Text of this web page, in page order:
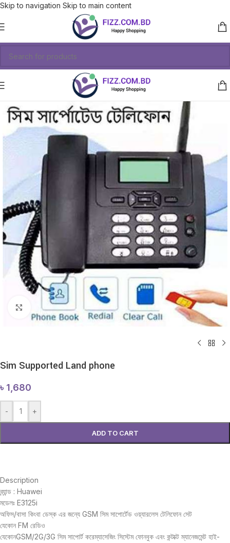
Skip to navigation Skip to main content
Click to enlarge
Sim Supported Land phone
৳ 1,680
- +
ADD TO CART
Description
ব্র্যান্ড : Huawei
মডেলঃ E3125i
অফিস/বাসা কিংবা ডেস্ক এর জন্যে GSM সিম সাপোর্টেড ওয়্যারলেস টেলিফোন সেট
যেকোন FM রেডিও
যেকোনGSM/2G/3G সিম সাপোর্ট করেম্যাসেজিং সিস্টেম ফোনবুক এবং কন্টাক্ট ম্যানেজমেন্ট হাই-